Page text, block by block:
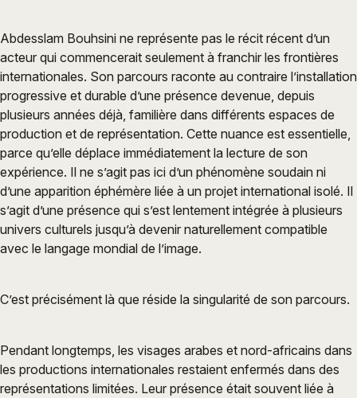
Abdesslam Bouhsini ne représente pas le récit récent d’un
acteur qui commencerait seulement à franchir les frontières
internationales. Son parcours raconte au contraire l’installation
progressive et durable d’une présence devenue, depuis
plusieurs années déjà, familière dans différents espaces de
production et de représentation. Cette nuance est essentielle,
parce qu’elle déplace immédiatement la lecture de son
expérience. Il ne s’agit pas ici d’un phénomène soudain ni
d’une apparition éphémère liée à un projet international isolé. Il
s’agit d’une présence qui s’est lentement intégrée à plusieurs
univers culturels jusqu’à devenir naturellement compatible
avec le langage mondial de l’image.
C’est précisément là que réside la singularité de son parcours.
Pendant longtemps, les visages arabes et nord-africains dans
les productions internationales restaient enfermés dans des
représentations limitées. Leur présence était souvent liée à